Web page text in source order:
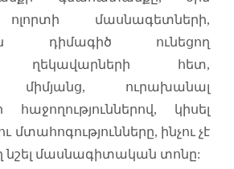
մասնագետների,
դիմագիծ ունեցող
ղեկավարների հետ,
միմյանց, ուրախանալ
հաջողություններով, կիսել
մտահոգությունները, ինչու չէ
մասնագիտական տոնը: